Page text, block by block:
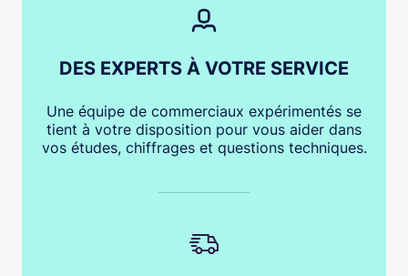
DES EXPERTS À VOTRE SERVICE
Une équipe de commerciaux expérimentés se
tient à votre disposition pour vous aider dans
vos études, chiffrages et questions techniques.